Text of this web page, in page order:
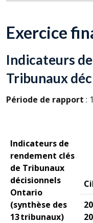
Exercice
Indicateurs
Tribunaux
Période de rapport :
Indicateurs de
rendement clés
de Tribunaux
décisionnels
Ontario
(synthèse des
13 tribunaux)